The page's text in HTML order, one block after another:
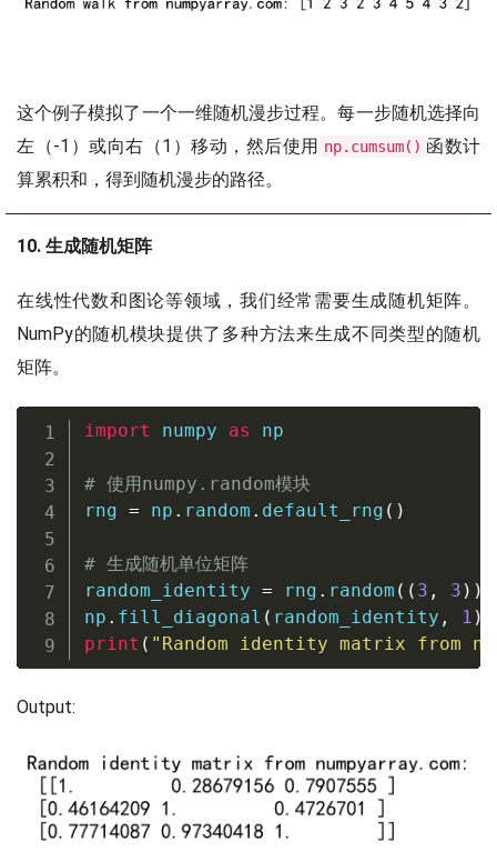
这个例子模拟了一个一维随机漫步过程。每一步随机选择向
左（-1）或向右（1）移动，然后使用 np.cumsum() 函数计
算累积和，得到随机漫步的路径。
10. 生成随机矩阵
在线性代数和图论等领域，我们经常需要生成随机矩阵。
NumPy的随机模块提供了多种方法来生成不同类型的随机
矩阵。
import numpy as np
# 使用numpy.random模块
rng = np . random . default_rng ( )
# 生成随机单位矩阵
random_identity = rng . random ( ( 3 , 3 ) )
np . fill_diagonal ( random_identity , 1 )
print ( "Random identity matrix from
Output: